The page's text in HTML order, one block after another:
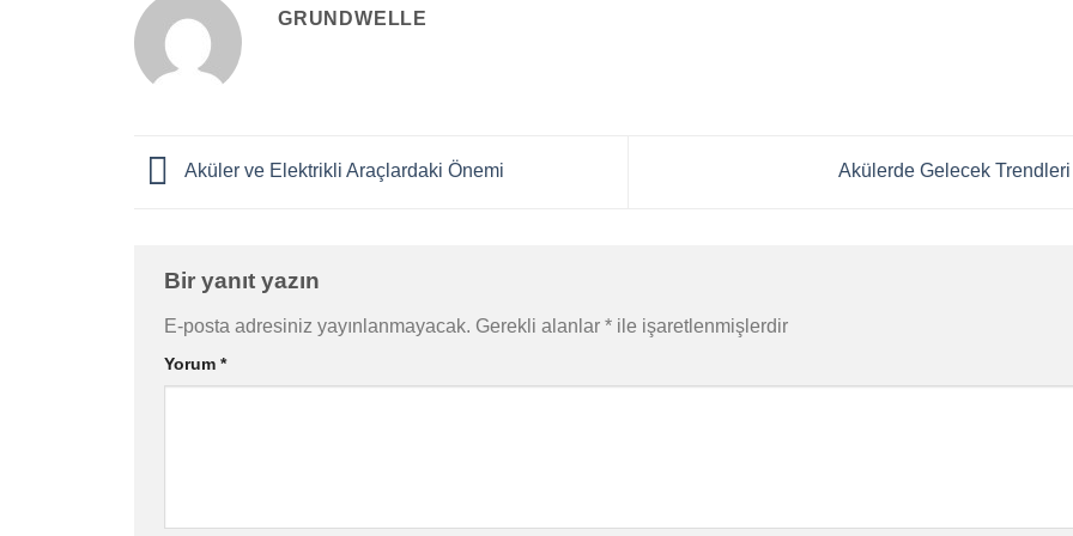
GRUNDWELLE
Aküler ve Elektrikli Araçlardaki Önemi Akülerde Gelecek
Bir yanıt yazın
E-posta adresiniz yayınlanmayacak. Gerekli alanlar * ile işaretlenmişlerdir
Yorum *